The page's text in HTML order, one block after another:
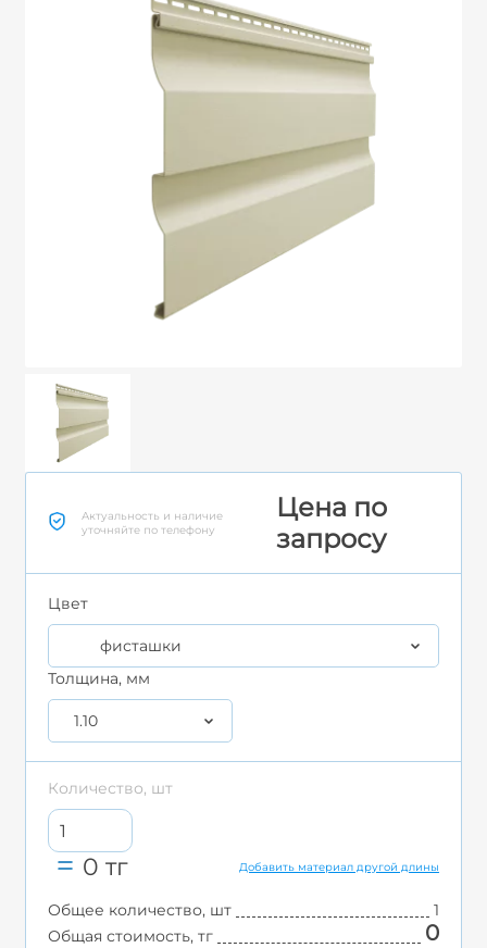
Актуальность и наличие
уточняйте по телефону
Цена по
запросу
Цвет
фисташки
Толщина, мм
1.10
Количество, шт
0 тг Добавить материал другой длины
Общее количество, шт
1
Общая стоимость, тг
0